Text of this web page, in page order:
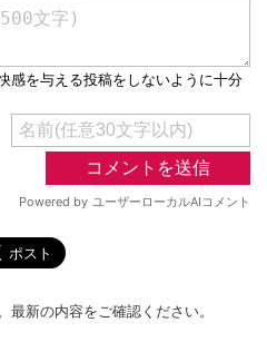
新の内容をご確認ください。